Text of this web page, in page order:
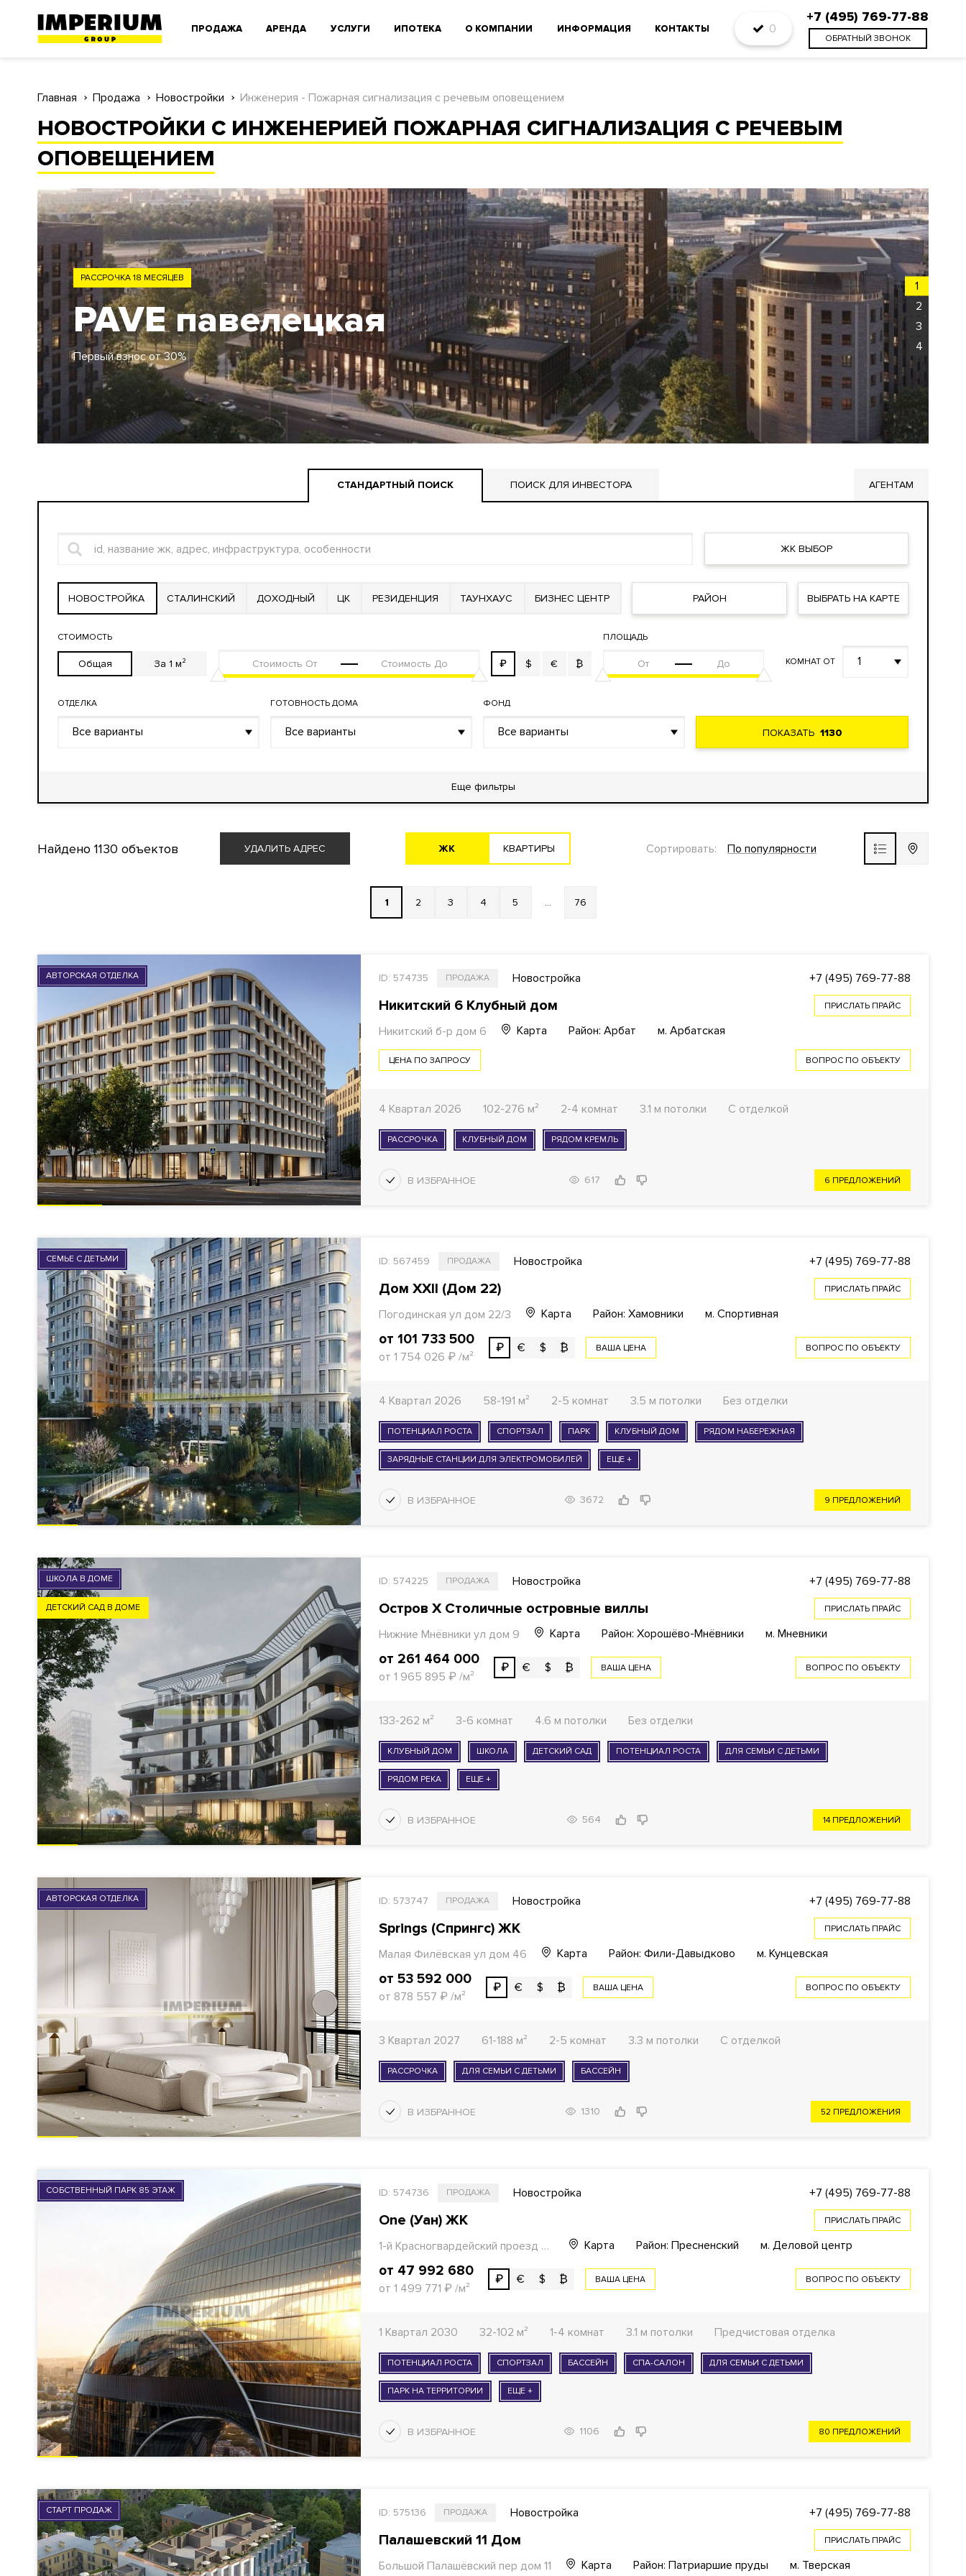
ПРОДАЖА АРЕНДА УСЛУГИ ИПОТЕКА О КОМПАНИИ ИНФОРМАЦИЯ КОНТАКТЫ 0
+7 (495) 769-77-88
ОБРАТНЫЙ ЗВОНОК
Главная Продажа Новостройки Инженерия - Пожарная сигнализация с речевым оповещением
НОВОСТРОЙКИ С ИНЖЕНЕРИЕЙ ПОЖАРНАЯ СИГНАЛИЗАЦИЯ С РЕЧЕВЫМ
ОПОВЕЩЕНИЕМ
1
2
3
4
ЗАО
Родина Парк
Первый взнос от 30%
СТАНДАРТНЫЙ ПОИСК ПОИСК ДЛЯ ИНВЕСТОРА АГЕНТАМ
НОВОСТРОЙКА СТАЛИНСКИЙ ДОХОДНЫЙ ЦК РЕЗИДЕНЦИЯ ТАУНХАУС БИЗНЕС ЦЕНТР
ЖК ВЫБОР
РАЙОН ВЫБРАТЬ НА КАРТЕ
СТОИМОСТЬ
Общая За 1 м² ₽ $ € ₿
ПЛОЩАДЬ
КОМНАТ ОТ 1
ОТДЕЛКА
Все варианты
ГОТОВНОСТЬ ДОМА
Все варианты
ФОНД
Все варианты ПОКАЗАТЬ1130
Еще фильтры
Найдено 1130 объектов УДАЛИТЬ АДРЕС ЖK KВАРТИРЫ Сортировать: По популярности
1 2 3 4 5 ... 76
АВТОРСКАЯ ОТДЕЛКА ID: 574735 ПРОДАЖА Новостройка +7 (495) 769-77-88
ПРИСЛАТЬ ПРАЙС
Никитский 6 Клубный дом
Никитский б-р дом 6 Карта Район: Арбат м. Арбатская
ЦЕНА ПО ЗАПРОСУ ВОПРОС ПО ОБЪЕКТУ
4 Квартал 2026 102-276 м² 2-4 комнат 3.1 м потолки С отделкой
РАССРОЧКА КЛУБНЫЙ ДОМ РЯДОМ КРЕМЛЬ
617 6 ПРЕДЛОЖЕНИЙ
СЕМЬЕ С ДЕТЬМИ ID: 567459 ПРОДАЖА Новостройка +7 (495) 769-77-88
ПРИСЛАТЬ ПРАЙС
Дом XXII (Дом 22)
Погодинская ул дом 22/3 Карта Район: Хамовники м. Спортивная
от 101 733 500
от 1 754 026₽ /м²
₽ € $ ₿ ВАША ЦЕНА ВОПРОС ПО ОБЪЕКТУ
4 Квартал 2026 58-191 м² 2-5 комнат 3.5 м потолки Без отделки
ПОТЕНЦИАЛ РОСТА СПОРТЗАЛ ПАРК КЛУБНЫЙ ДОМ РЯДОМ НАБЕРЕЖНАЯ
ЗАРЯДНЫЕ СТАНЦИИ ДЛЯ ЭЛЕКТРОМОБИЛЕЙ ЕЩЕ +
3672 9 ПРЕДЛОЖЕНИЙ
ШКОЛА В ДОМЕ
ДЕТСКИЙ САД В ДОМЕ
ID: 574225 ПРОДАЖА Новостройка +7 (495) 769-77-88
ПРИСЛАТЬ ПРАЙС
Остров X Столичные островные виллы
Нижние Мнёвники ул дом 9 Карта Район: Хорошёво-Мнёвники м. Мневники
от 261 464 000
от 1 965 895₽ /м²
₽ € $ ₿ ВАША ЦЕНА ВОПРОС ПО ОБЪЕКТУ
133-262 м² 3-6 комнат 4.6 м потолки Без отделки
КЛУБНЫЙ ДОМ ШКОЛА ДЕТСКИЙ САД ПОТЕНЦИАЛ РОСТА ДЛЯ СЕМЬИ С ДЕТЬМИ
РЯДОМ РЕКА ЕЩЕ +
564 14 ПРЕДЛОЖЕНИЙ
АВТОРСКАЯ ОТДЕЛКА ID: 573747 ПРОДАЖА Новостройка +7 (495) 769-77-88
ПРИСЛАТЬ ПРАЙС
Springs (Спрингс) ЖК
Малая Филёвская ул дом 46 Карта Район: Фили-Давыдково м. Кунцевская
от 53 592 000
от 878 557₽ /м²
₽ € $ ₿ ВАША ЦЕНА ВОПРОС ПО ОБЪЕКТУ
3 Квартал 2027 61-188 м² 2-5 комнат 3.3 м потолки С отделкой
РАССРОЧКА ДЛЯ СЕМЬИ С ДЕТЬМИ БАССЕЙН
1310 52 ПРЕДЛОЖЕНИЯ
СОБСТВЕННЫЙ ПАРК 85 ЭТАЖ ID: 574736 ПРОДАЖА Новостройка +7 (495) 769-77-88
ПРИСЛАТЬ ПРАЙС
One (Уан) ЖК
1-й Красногвардейский проезд Карта Район: Пресненский м. Деловой центр
от 47 992 680
от 1 499 771₽ /м²
₽ € $ ₿ ВАША ЦЕНА ВОПРОС ПО ОБЪЕКТУ
1 Квартал 2030 32-102 м² 1-4 комнат 3.1 м потолки Предчистовая отделка
ПОТЕНЦИАЛ РОСТА СПОРТЗАЛ БАССЕЙН СПА-САЛОН ДЛЯ СЕМЬИ С ДЕТЬМИ
ПАРК НА ТЕРРИТОРИИ ЕЩЕ +
1106 80 ПРЕДЛОЖЕНИЙ
СТАРТ ПРОДАЖ ID: 575136 ПРОДАЖА Новостройка +7 (495) 769-77-88
ПРИСЛАТЬ ПРАЙС
Палашевский 11 Дом
Большой Палашёвский пер дом 11 Карта Район: Патриаршие пруды м. Тверская